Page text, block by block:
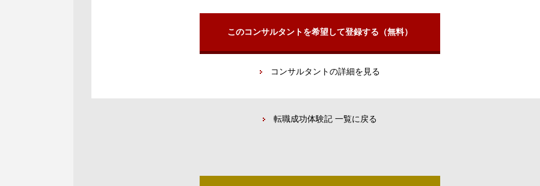
このコンサルタントを希望して登録する（無料）
コンサルタントの詳細を見る
転職成功体験記 一覧に戻る